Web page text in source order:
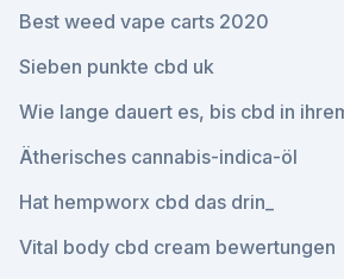
Best weed vape carts 2020
Sieben punkte cbd uk
Wie lange dauert es, bis cbd in
Ätherisches cannabis-indica-öl
Hat hempworx cbd das drin_
Vital body cbd cream bewertungen